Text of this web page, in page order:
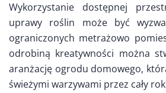
Wykorzystanie dostępnej
uprawy roślin może być
ograniczonych metrażowo
odrobiną kreatywności można
aranżację ogrodu domowego,
świeżymi warzywami przez cały